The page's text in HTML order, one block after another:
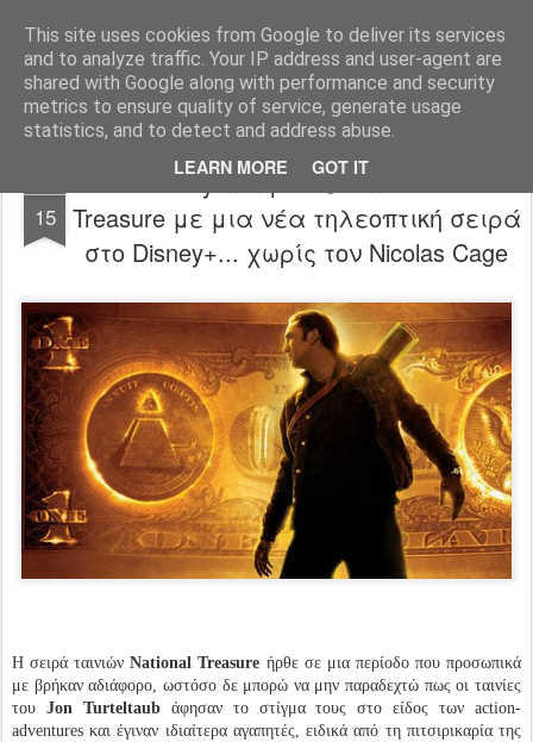
This site uses cookies from Google to deliver its services
and to analyze traffic. Your IP address and user-agent are
shared with Google along with performance and security
metrics to ensure quality of service, generate usage
statistics, and to detect and address abuse.
LEARN MORE GOT IT
FilmBoy
15
Η Disney αναβιώνει τα National
Treasure με μια νέα τηλεοπτική σειρά
στο Disney+... χωρίς τον Nicolas Cage
Η σειρά ταινιώνNational Treasure ήρθε σε μια περίοδο που προσωπικά
με βρήκαν αδιάφορο, ωστόσο δε μπορώ να μην παραδεχτώ πως οι ταινίες
του Jon Turteltaubάφησαν το στίγμα τους στο είδος των action-
adventures και έγιναν ιδιαίτερα αγαπητές, ειδικά από τη πιτσιρικαρία της